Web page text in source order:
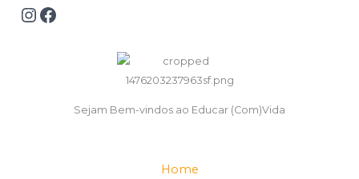
Sejam Bem-vindos ao Educar (Com)Vida
Home